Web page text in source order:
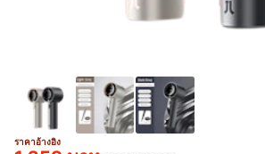
ราคาอ้างอิง